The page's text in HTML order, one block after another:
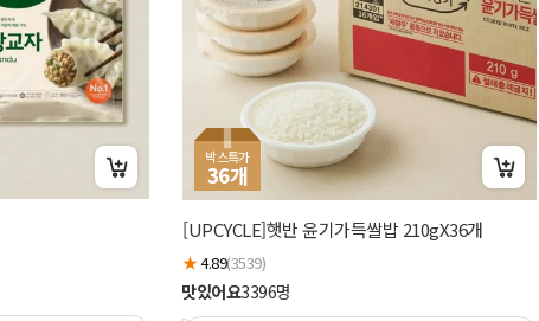
박스특가
36개
[UPCYCLE]햇반 윤기가득쌀밥 210gX36개
★4.89(3539)
맛있어요3396명